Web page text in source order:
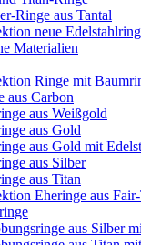
Ringe aus Tantal
neue
Materialien
Ringe mit
aus Carbon
aus Weißgold
aus Gold
aus Gold mit
aus Silber
aus Titan
Eheringe aus
aus Silber